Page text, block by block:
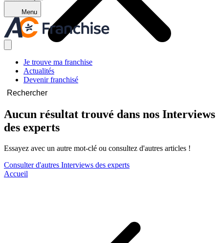
Menu
Je trouve ma franchise
Actualités
Devenir franchisé
Rechercher
Aucun résultat trouvé dans nos Interviews
des experts
Essayez avec un autre mot-clé ou consultez d'autres articles !
Consulter d'autres Interviews des experts
Accueil